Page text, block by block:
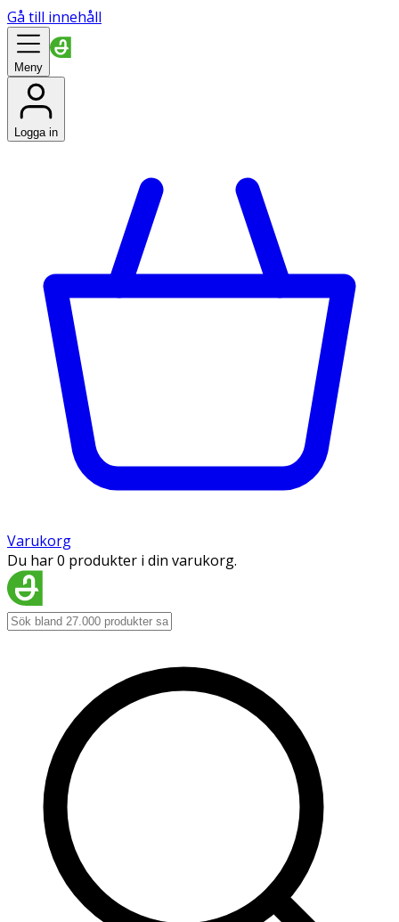
Gå till innehåll
Meny
Logga in
Varukorg
Du har 0 produkter i din varukorg.